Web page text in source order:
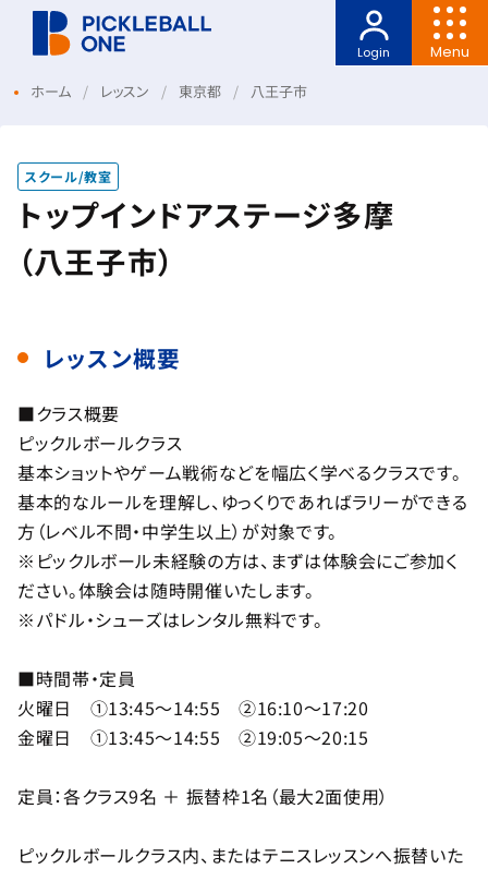
Menu
Login
ホーム レッスン 東京都 八王子市
スクール/教室
トップインドアステージ多摩
（八王子市）
レッスン概要
■クラス概要
ピックルボールクラス
基本ショットやゲーム戦術などを幅広く学べるクラスです。
基本的なルールを理解し、ゆっくりであればラリーができる
方（レベル不問・中学生以上）が対象です。
※ピックルボール未経験の方は、まずは体験会にご参加く
ださい。体験会は随時開催いたします。
※パドル・シューズはレンタル無料です。
■時間帯・定員
火曜日 ①13:45～14:55 ②16:10～17:20
金曜日 ①13:45～14:55 ②19:05～20:15
定員：各クラス9名 ＋ 振替枠1名（最大2面使用）
ピックルボールクラス内、またはテニスレッスンへ振替いた